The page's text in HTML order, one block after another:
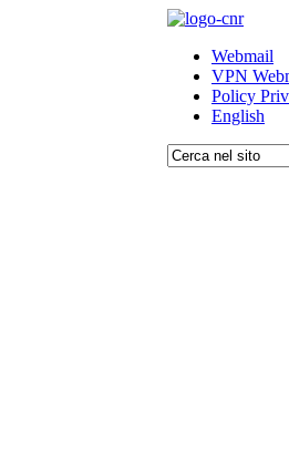
Webmail
VPN
Policy
English